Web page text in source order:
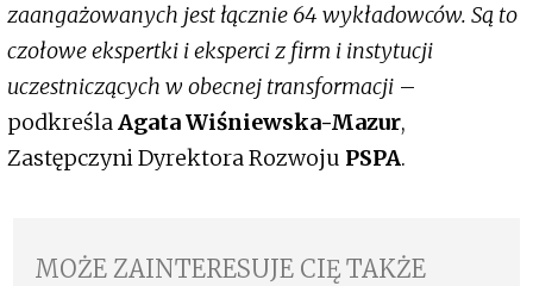
zaangażowanych jest łącznie 64 wykładowców. Są to
czołowe ekspertki i eksperci z firm i instytucji
uczestniczących w obecnej transformacji –
podkreślaAgata Wiśniewska-Mazur,
Zastępczyni Dyrektora Rozwoju PSPA.
MOŻE ZAINTERESUJE CIĘ TAKŻE